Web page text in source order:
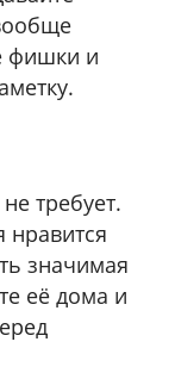
фишки и
требует.
нравится
значимая
её дома и